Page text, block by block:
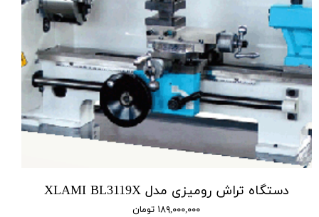
دستگاه تراش رومیزی مدل XLAMI BL3119X
۱۸۹,۰۰۰,۰۰۰ تومان